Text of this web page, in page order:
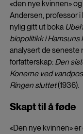
«den nye kvinnen»
Andersen, professor
nylig gitt ut boka
biopolitikk i
analysert de seneste
forfatterskap: Den
Konerne ved
Ringen sluttet(1936).
Skapt til å føde
«Den nye kvinnen»